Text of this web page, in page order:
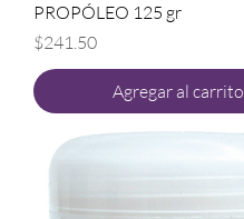
PROPÓLEO 125 gr
Precio
$241.50
Agregar al carrito